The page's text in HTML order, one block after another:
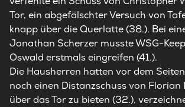
Tor, ein abgefälschter Versuch von
knapp über die Querlatte (38.). Bei
Jonathan Scherzer musste WSG-
Oswald erstmals eingreifen (41.).
Die Hausherren hatten vor dem
noch einen Distanzschuss von Florian
über das Tor zu bieten (32.),